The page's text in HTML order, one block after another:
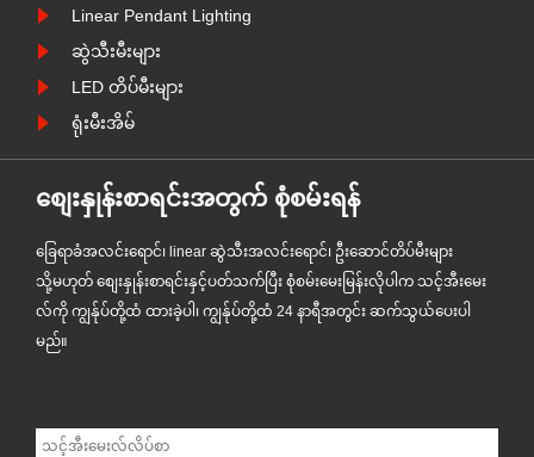
Linear Pendant Lighting
ဆွဲသီးမီးများ
LED တိပ်မီးများ
ရုံးမီးအိမ်
စျေးနှုန်းစာရင်းအတွက် စုံစမ်းရန်
ခြေရာခံအလင်းရောင်၊ linear ဆွဲသီးအလင်းရောင်၊ ဦးဆောင်တိပ်မီးများ
သို့မဟုတ် စျေးနှုန်းစာရင်းနှင့်ပတ်သက်ပြီး စုံစမ်းမေးမြန်းလိုပါက သင့်အီးမေး
လ်ကို ကျွန်ုပ်တို့ထံ ထားခဲ့ပါ၊ ကျွန်ုပ်တို့ထံ 24 နာရီအတွင်း ဆက်သွယ်ပေးပါ
မည်။